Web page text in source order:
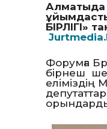
Алматыда
БІРЛІГІ»
Форумға
бірнеш
еліміздің